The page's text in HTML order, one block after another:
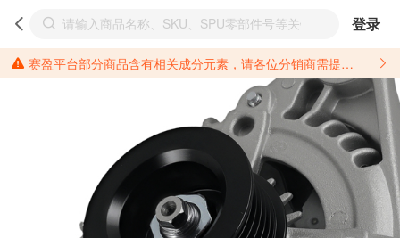
登录
赛盈平台部分商品含有相关成分元素，请各位分销商需提前了解产品材质情况，并针对其做好相关的风险把控，以免造成不必要的损失。 *美国加州65法案进一步规定了对于仅包含致癌物质，仅包含致生殖毒性物质，同时包含致癌物质和致生殖毒性物质，亦或是包含某一物质即为致癌物质又为致生殖毒性物质的产品的警示标语要求。 *新法案提供的警示标语修订并不是强制实施的，其只是避免昂贵诉讼的一种有效的方法。只要企业在保证其使用的另外的警示标语是“清晰和合理”并符合加州65法案要求的，那也是可以被接受的。*请充分了解第三方销售平台对商品上架规要求，并根据对应平台规则调整相关商品信息后进行上架，以免造成您不必要损失。 汽配产品上架注意事项： 不同第三方平台对于适配车型等信息的填写要求各有不同。例如：亚马逊明确禁止在产品标题、卖点和描述中直接使用适配车型的年份、品牌和型号信息；请您仔细研究并熟悉所销售平台关于汽配产品上架销售的具体规则，如果因上架的汽配产品信息填写不符合所销售平台要求，产生违规/侵权等问题所造成的损失需您自行承担。